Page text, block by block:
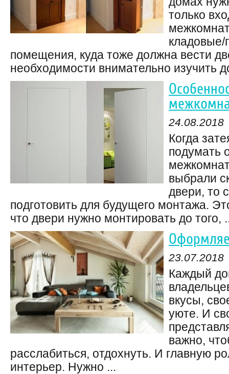
только
кладовые/
помещения, куда тоже должна вести
необходимости внимательно изучить
24.08.2018
Когда
подумать
выбрали
двери, то
подготовить для будущего монтажа.
что двери нужно монтировать до того,
23.07.2018
Каждый
вкусы,
уюте. И
важно,
расслабиться, отдохнуть. И главную
интерьер. Нужно ...